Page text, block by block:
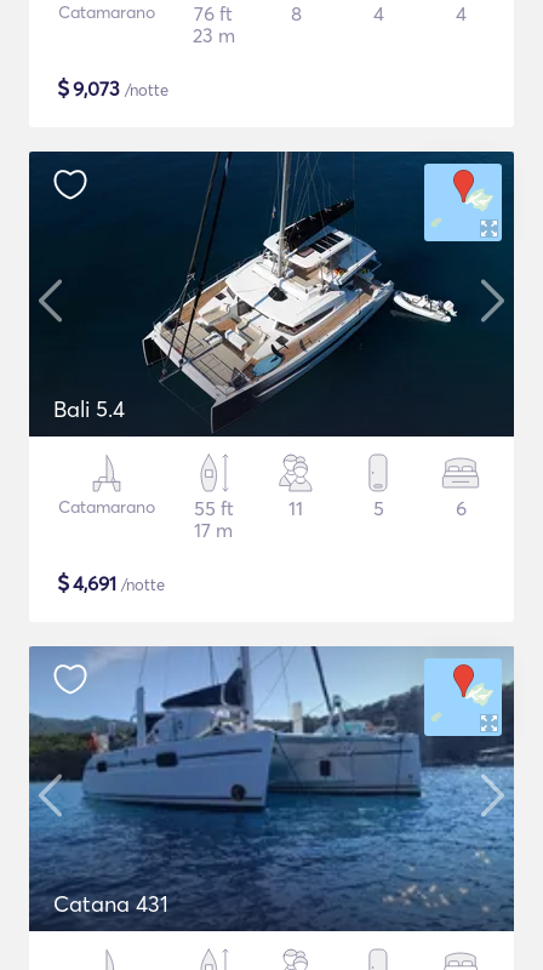
Catamarano
76 ft
23 m
8 4 4
$9,073 /notte
Bali 5.4
Catamarano
55 ft
17 m
11 5 6
$4,691 /notte
Catana 431